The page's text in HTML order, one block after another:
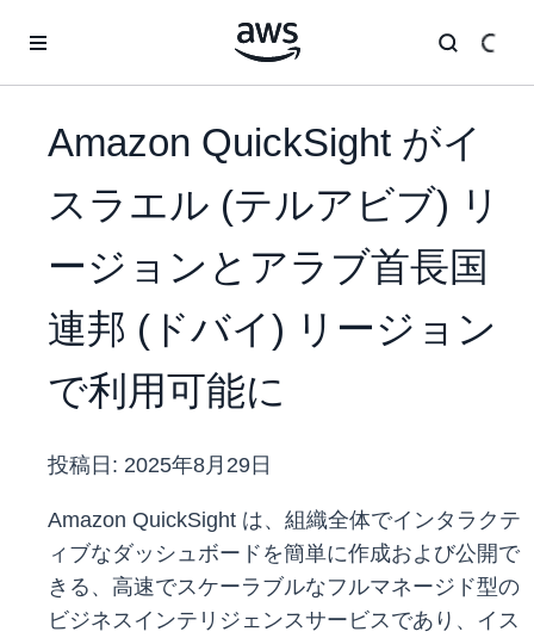
Amazon QuickSight がイ
スラエル (テルアビブ) リ
ージョンとアラブ首長国
連邦 (ドバイ) リージョン
で利用可能に
投稿日: 2025年8月29日
Amazon QuickSight は、組織全体でインタラクテ
ィブなダッシュボードを簡単に作成および公開で
きる、高速でスケーラブルなフルマネージド型の
ビジネスインテリジェンスサービスであり、イス